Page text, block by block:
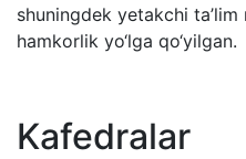
shuningdek yetakchi
hamkorlik yo‘lga qo‘yilgan.
Kafedralar